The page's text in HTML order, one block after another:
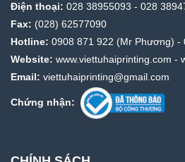
Điện thoại: 028 38955093 - 028
Fax: (028) 62577090
Hotline: 0908 871 922 (Mr Phương) -
Website: www.viettuhaiprinting.com -
Email: viettuhaiprinting@gmail.com
Chứng nhận: